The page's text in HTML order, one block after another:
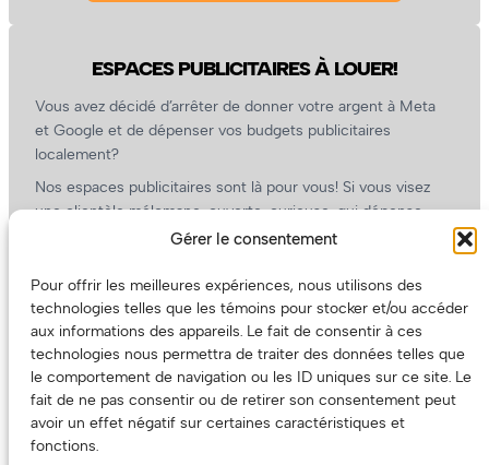
Gérer le consentement
Pour offrir les meilleures expériences, nous utilisons des
technologies telles que les témoins pour stocker et/ou accéder
aux informations des appareils. Le fait de consentir à ces
technologies nous permettra de traiter des données telles que
le comportement de navigation ou les ID uniques sur ce site. Le
fait de ne pas consentir ou de retirer son consentement peut
avoir un effet négatif sur certaines caractéristiques et
fonctions.
ESPACES PUBLICITAIRES À LOUER!
Vous avez décidé d’arrêter de donner votre argent à Meta
et Google et de dépenser vos budgets publicitaires
localement?
Nos espaces publicitaires sont là pour vous! Si vous visez
une clientèle mélomane, ouverte, curieuse, qui dépense
l’argent qu’elle a (ou pas) dans la culture, nous sommes un
On prépare une grille tarifaire intéressante et on vous
revient.
(Oui, on va avoir des tarifs spéciaux pour vous, les artistes!)